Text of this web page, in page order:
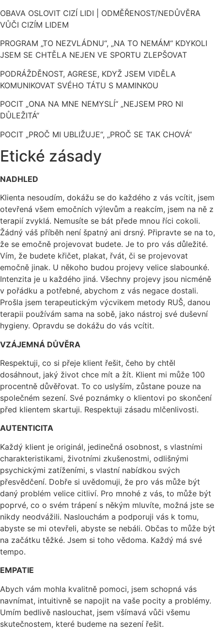
OBAVA OSLOVIT CIZÍ LIDI | ODMĚŘENOST/NEDŮVĚRA
VŮČI CIZÍM LIDEM
PROGRAM „TO NEZVLÁDNU“, „NA TO NEMÁM“ KDYKOLI
JSEM SE CHTĚLA NEJEN VE SPORTU ZLEPŠOVAT
PODRÁŽDĚNOST, AGRESE, KDYŽ JSEM VIDĚLA
KOMUNIKOVAT SVÉHO TÁTU S MAMINKOU
POCIT „ONA NA MNE NEMYSLÍ“ „NEJSEM PRO NI
DŮLEŽITÁ“
POCIT „PROČ MI UBLIŽUJE“, „PROČ SE TAK CHOVÁ“
Etické zásady
NADHLED
Klienta nesoudím, dokážu se do každého z vás vcítit, jsem
otevřená všem emočních výlevům a reakcím, jsem na ně z
terapií zvyklá. Nemusíte se bát přede mnou říci cokoli.
Žádný váš příběh není špatný ani drsný. Připravte se na to,
že se emočně projevovat budete. Je to pro vás důležité.
Vím, že budete křičet, plakat, řvát, či se projevovat
emočně jinak. U někoho budou projevy velice slabounké.
Intenzita je u každého jiná. Všechny projevy jsou nicméně
v pořádku a potřebné, abychom z vás negace dostali.
Prošla jsem terapeutickým výcvikem metody RUŠ, danou
terapii používám sama na sobě, jako nástroj své duševní
hygieny. Opravdu se dokážu do vás vcítit.
VZÁJEMNÁ DŮVĚRA
Respektuji, co si přeje klient řešit, čeho by chtěl
dosáhnout, jaký život chce mít a žít. Klient mi může 100
procentně důvěřovat. To co uslyším, zůstane pouze na
společném sezení. Své poznámky o klientovi po skončení
před klientem skartuji. Respektuji zásadu mlčenlivosti.
AUTENTICITA
Každý klient je originál, jedinečná osobnost, s vlastními
charakteristikami, životními zkušenostmi, odlišnými
psychickými zatíženími, s vlastní nabídkou svých
přesvědčení. Dobře si uvědomuji, že pro vás může být
daný problém velice citliví. Pro mnohé z vás, to může být
poprvé, co o svém trápení s někým mluvíte, možná jste se
nikdy neodvážili. Naslouchám a podporuji vás k tomu,
abyste se mi otevřeli, abyste se nebáli. Občas to může být
na začátku těžké. Jsem si toho vědoma. Každý má své
tempo.
EMPATIE
Abych vám mohla kvalitně pomoci, jsem schopná vás
navnímat, intuitivně se napojit na vaše pocity a problémy.
Umím bedlivě naslouchat, jsem všímavá vůči všemu
skutečnostem, které budeme na sezení řešit.